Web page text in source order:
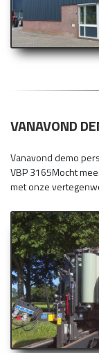
VANAVOND
Vanavond demo
VBP 3165Mocht
met onze